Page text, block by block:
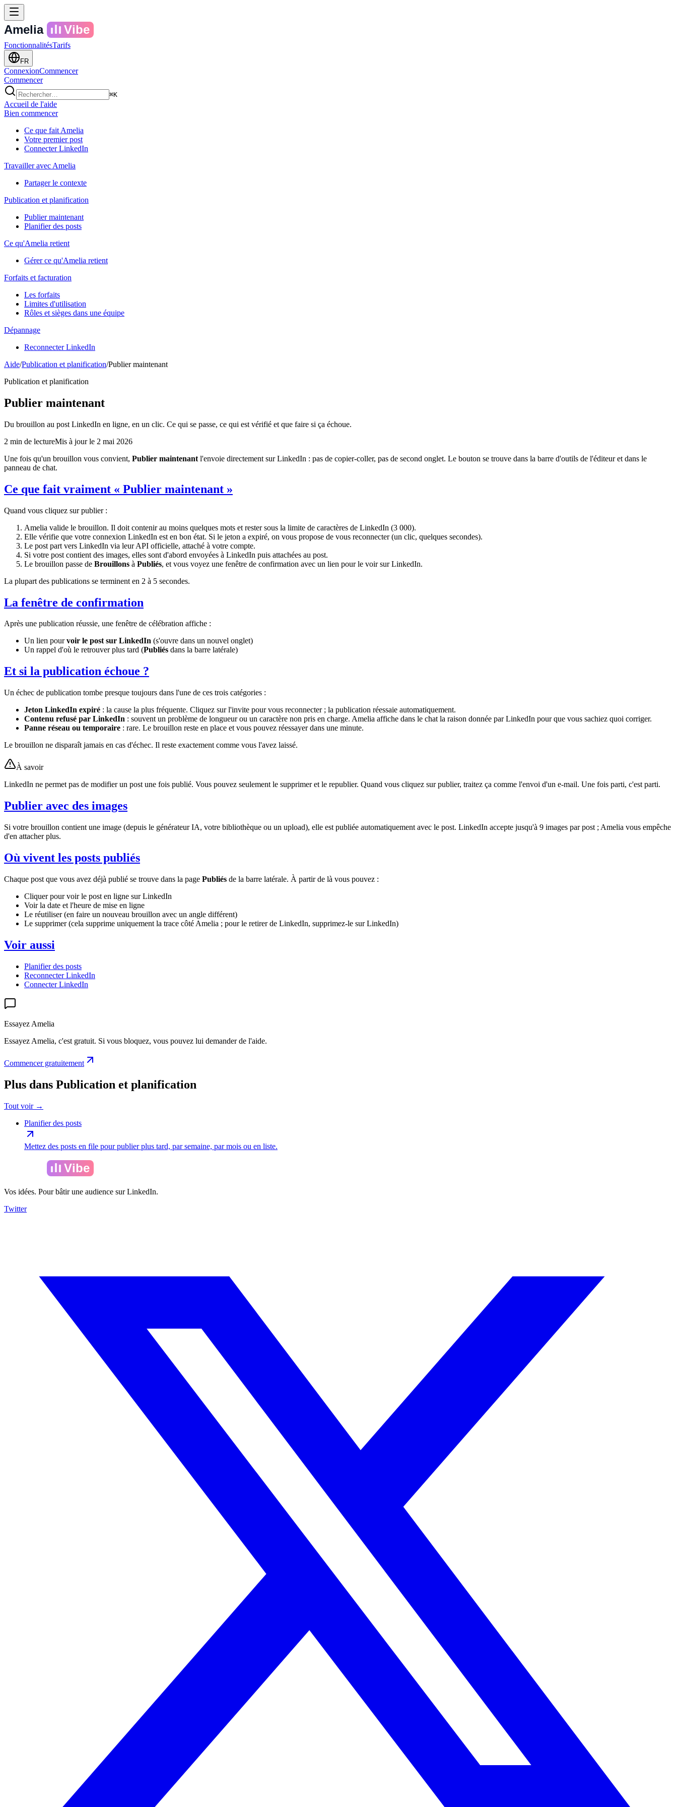
Amelia Vibe
FonctionnalitésTarifs
FR
ConnexionCommencer
Commencer
⌘K
Accueil de l'aide
Bien commencer
Ce que fait Amelia
Votre premier post
Connecter LinkedIn
Travailler avec Amelia
Partager le contexte
Publication et planification
Publier maintenant
Planifier des posts
Ce qu'Amelia retient
Gérer ce qu'Amelia retient
Forfaits et facturation
Les forfaits
Limites d'utilisation
Rôles et sièges dans une équipe
Dépannage
Reconnecter LinkedIn
Aide/Publication et planification/Publier maintenant
Publication et planification
Publier maintenant
Du brouillon au post LinkedIn en ligne, en un clic. Ce qui se passe, ce qui est vérifié et que faire si ça échoue.
2 min de lectureMis à jour le 2 mai 2026
Une fois qu'un brouillon vous convient, Publier maintenant l'envoie directement sur LinkedIn : pas de copier-coller, pas de second onglet. Le bouton se trouve dans la barre d'outils de l'éditeur et dans le
panneau de chat.
Ce que fait vraiment « Publier maintenant »
Quand vous cliquez sur publier :
Amelia valide le brouillon. Il doit contenir au moins quelques mots et rester sous la limite de caractères de LinkedIn (3 000).
Elle vérifie que votre connexion LinkedIn est en bon état. Si le jeton a expiré, on vous propose de vous reconnecter (un clic, quelques secondes).
Le post part vers LinkedIn via leur API officielle, attaché à votre compte.
Si votre post contient des images, elles sont d'abord envoyées à LinkedIn puis attachées au post.
Le brouillon passe de Brouillons à Publiés, et vous voyez une fenêtre de confirmation avec un lien pour le voir sur LinkedIn.
La plupart des publications se terminent en 2 à 5 secondes.
La fenêtre de confirmation
Après une publication réussie, une fenêtre de célébration affiche :
Un lien pourvoir le post sur LinkedIn (s'ouvre dans un nouvel onglet)
Un rappel d'où le retrouver plus tard (Publiés dans la barre latérale)
Et si la publication échoue ?
Un échec de publication tombe presque toujours dans l'une de ces trois catégories :
Jeton LinkedIn expiré : la cause la plus fréquente. Cliquez sur l'invite pour vous reconnecter ; la publication réessaie automatiquement.
Contenu refusé par LinkedIn : souvent un problème de longueur ou un caractère non pris en charge. Amelia affiche dans le chat la raison donnée par LinkedIn pour que vous sachiez quoi corriger.
Panne réseau ou temporaire : rare. Le brouillon reste en place et vous pouvez réessayer dans une minute.
Le brouillon ne disparaît jamais en cas d'échec. Il reste exactement comme vous l'avez laissé.
À savoir
LinkedIn ne permet pas de modifier un post une fois publié. Vous pouvez seulement le supprimer et le republier. Quand vous cliquez sur publier, traitez ça comme l'envoi d'un e-mail. Une fois parti, c'est parti.
Publier avec des images
Si votre brouillon contient une image (depuis le générateur IA, votre bibliothèque ou un upload), elle est publiée automatiquement avec le post. LinkedIn accepte jusqu'à 9 images par post ; Amelia vous empêche
d'en attacher plus.
Où vivent les posts publiés
Chaque post que vous avez déjà publié se trouve dans la page Publiés de la barre latérale. À partir de là vous pouvez :
Cliquer pour voir le post en ligne sur LinkedIn
Voir la date et l'heure de mise en ligne
Le réutiliser (en faire un nouveau brouillon avec un angle différent)
Le supprimer (cela supprime uniquement la trace côté Amelia ; pour le retirer de LinkedIn, supprimez-le sur LinkedIn)
Voir aussi
Planifier des posts
Reconnecter LinkedIn
Connecter LinkedIn
Essayez Amelia
Essayez Amelia, c'est gratuit. Si vous bloquez, vous pouvez lui demander de l'aide.
Commencer gratuitement
Plus dans Publication et planification
Tout voir→
Planifier des posts
Mettez des posts en file pour publier plus tard, par semaine, par mois ou en liste.
Vibe
Vos idées. Pour bâtir une audience sur LinkedIn.
Twitter